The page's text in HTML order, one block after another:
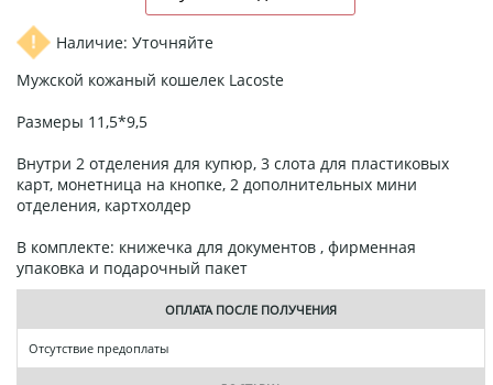
Наличие: Уточняйте
Мужской кожаный кошелек Lacoste
Размеры 11,5*9,5
Внутри 2 отделения для купюр, 3 слота для пластиковых
карт, монетница на кнопке, 2 дополнительных мини
отделения, картхолдер
В комплекте: книжечка для документов , фирменная
упаковка и подарочный пакет
ОПЛАТА ПОСЛЕ ПОЛУЧЕНИЯ
Отсутствие предоплаты